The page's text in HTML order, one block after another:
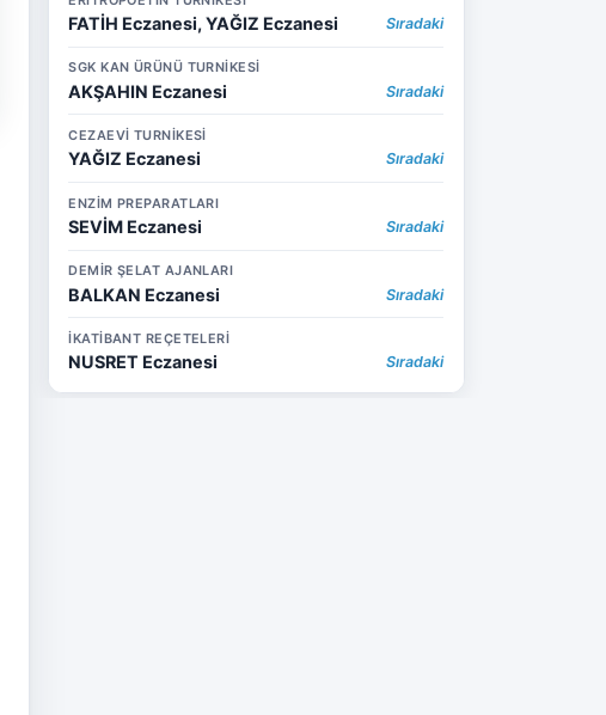
FATİH Eczanesi, YAĞIZ Eczanesi Sıradaki
SGK KAN ÜRÜNÜ TURNİKESİ
AKŞAHIN Eczanesi Sıradaki
CEZAEVİ TURNİKESİ
YAĞIZ Eczanesi Sıradaki
ENZİM PREPARATLARI
SEVİM Eczanesi Sıradaki
DEMİR ŞELAT AJANLARI
BALKAN Eczanesi Sıradaki
İKATİBANT REÇETELERİ
NUSRET Eczanesi Sıradaki